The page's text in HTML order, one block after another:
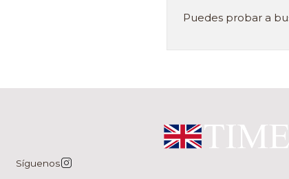
Puedes probar a
Síguenos